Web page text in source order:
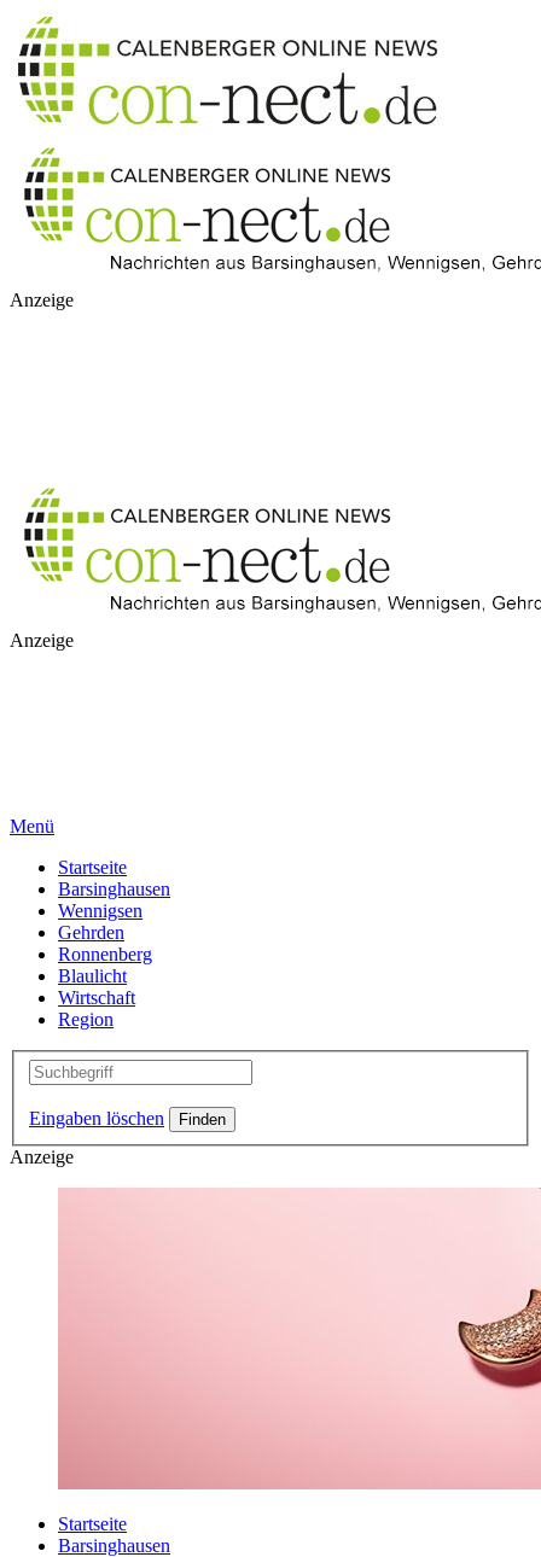
Anzeige
Anzeige
Menü
Startseite
Barsinghausen
Wennigsen
Gehrden
Ronnenberg
Blaulicht
Wirtschaft
Region
Eingaben löschen
Anzeige
Startseite
Barsinghausen